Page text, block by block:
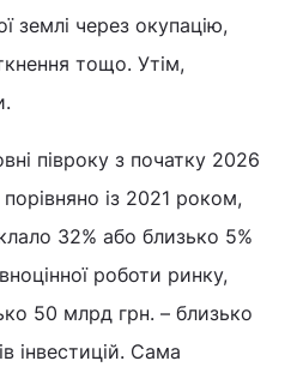
землі через окупацію,
тощо. Утім,
півроку з початку 2026
із 2021 роком,
32% або близько 5%
роботи ринку,
50 млрд грн. – близько
інвестицій. Сама